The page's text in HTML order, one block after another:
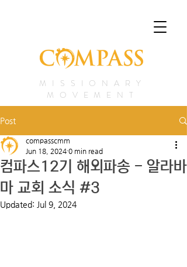
MISSIONARY
MOVEMENT
Post
컴파스12기 해외파송 - 알라바
마 교회 소식 #3
compasscmm
Jun 18, 2024 0 min read
Updated: Jul 9, 2024